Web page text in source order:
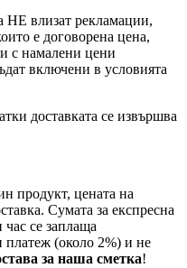
НЕ влизат рекламации,
е договорена цена,
с намалени цени
включени в условията
доставката се извършва
продукт, цената на
Сумата за експресна
час се заплаща
платеж (около 2%) и не
за наша сметка!